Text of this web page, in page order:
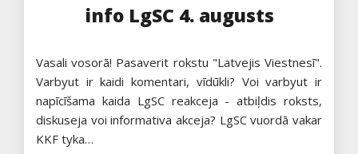
info LgSC 4. augusts
Vasali vosorā! Pasaverit rokstu "Latvejis Viestnesī".
Varbyut ir kaidi komentari, vīdūkli? Voi varbyut ir
napīcīšama kaida LgSC reakceja - atbiļdis roksts,
diskuseja voi informativa akceja? LgSC vuordā vakar
KKF tyka…